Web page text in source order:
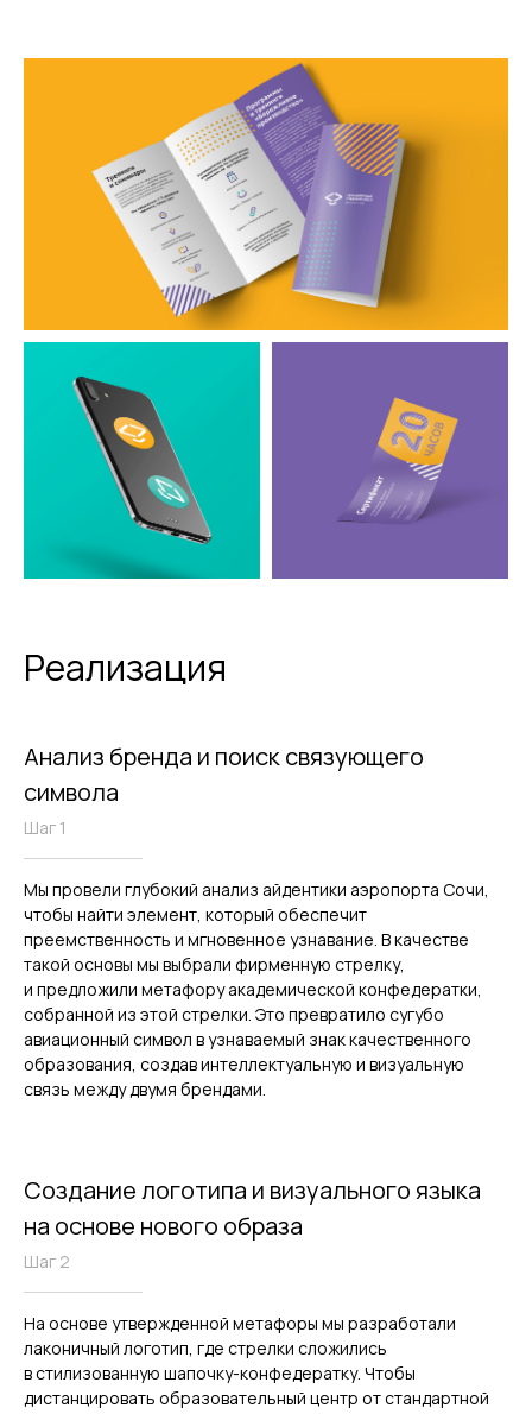
Реализация
Анализ бренда и поиск связующего
символа
Шаг 1
Мы провели глубокий анализ айдентики аэропорта Сочи,
чтобы найти элемент, который обеспечит
преемственность и мгновенное узнавание. В качестве
такой основы мы выбрали фирменную стрелку,
и предложили метафору академической конфедератки,
собранной из этой стрелки. Это превратило сугубо
авиационный символ в узнаваемый знак качественного
образования, создав интеллектуальную и визуальную
связь между двумя брендами.
Создание логотипа и визуального языка
на основе нового образа
Шаг 2
На основе утвержденной метафоры мы разработали
лаконичный логотип, где стрелки сложились
в стилизованную шапочку-конфедератку. Чтобы
дистанцировать образовательный центр от стандартной